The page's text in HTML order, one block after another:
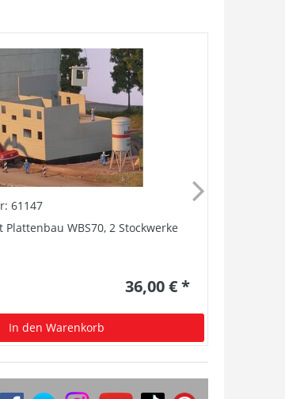
61147
Plattenbau WBS70, 2 Stockwerke
36,00 € *
In den Warenkorb